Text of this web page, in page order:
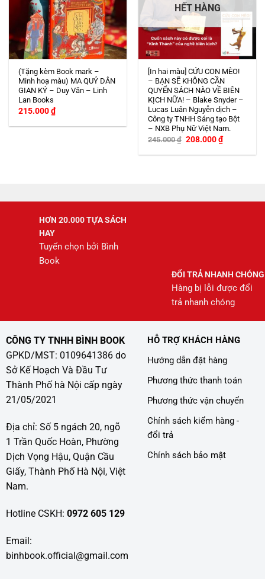
(Tặng kèm Book mark –
Minh hoạ màu) MA QUỶ DÂN
GIAN KÝ – Duy Văn – Linh
Lan Books
215.000₫
HẾT HÀNG
[In hai màu] CỨU CON MÈO!
– BẠN SẼ KHÔNG CẦN
QUYỂN SÁCH NÀO VỀ BIÊN
KỊCH NỮA! – Blake Snyder –
Lucas Luân Nguyễn dịch –
Công ty TNHH Sáng tạo Bột
– NXB Phụ Nữ Việt Nam.
245.000₫ Giá
là:
208.000₫Giá
hiện
tại
HƠN 20.000 TỰA SÁCH
HAY
Tuyển chọn bởi Bình
Book
ĐỔI TRẢ NHANH CHÓNG
Hàng bị lỗi được đổi
trả nhanh chóng
CÔNG TY TNHH BÌNH BOOK
GPKD/MST: 0109641386 do
Sở Kế Hoạch Và Đầu Tư
Thành Phố hà Nội cấp ngày
21/05/2021
Địa chỉ: Số 5 ngách 20, ngõ
1 Trần Quốc Hoàn, Phường
Dịch Vọng Hậu, Quận Cầu
Giấy, Thành Phố Hà Nội, Việt
Nam.
Hotline CSKH: 0972 605 129
Email:
binhbook.official@gmail.com
HỖ TRỢ KHÁCH HÀNG
Hướng dẫn đặt hàng
Phương thức thanh toán
Phương thức vận chuyển
Chính sách kiểm hàng -
đổi trả
Chính sách bảo mật